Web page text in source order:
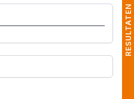
RESULTATEN